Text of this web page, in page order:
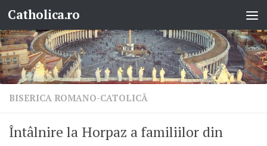
Skip to content
Catholica.ro
BISERICA ROMANO-CATOLICĂ
Întâlnire la Horpaz a familiilor din